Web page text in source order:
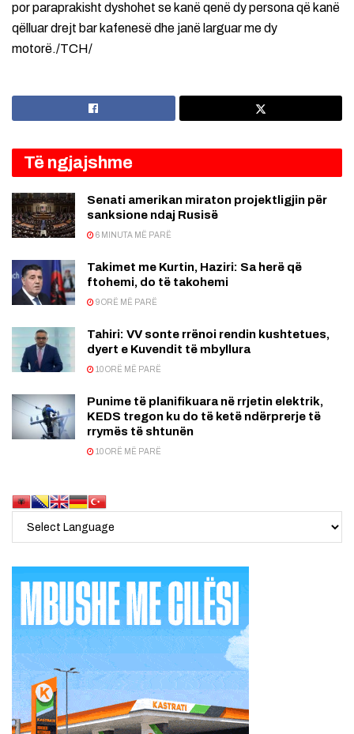
por paraprakisht dyshohet se kanë qenë dy persona që kanë
qëlluar drejt bar kafenesë dhe janë larguar me dy
motorë./TCH/
Të ngjajshme
Senati amerikan miraton projektligjin për
sanksione ndaj Rusisë
6 MINUTA MË PARË
Takimet me Kurtin, Haziri: Sa herë që
ftohemi, do të takohemi
9 ORË MË PARË
Tahiri: VV sonte rrënoi rendin kushtetues,
dyert e Kuvendit të mbyllura
10 ORË MË PARË
Punime të planifikuara në rrjetin elektrik,
KEDS tregon ku do të ketë ndërprerje të
rrymës të shtunën
10 ORË MË PARË